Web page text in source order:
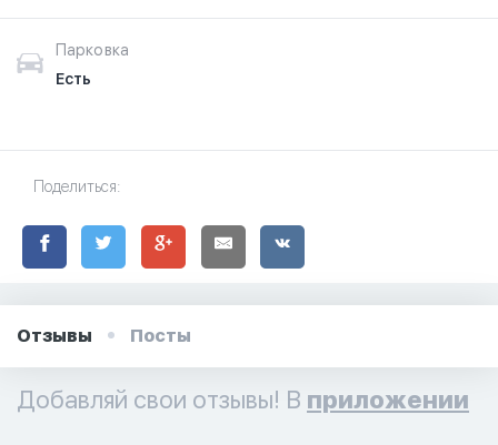
Парковка
Есть
Поделиться:
Отзывы Посты
Добавляй свои отзывы! В приложении